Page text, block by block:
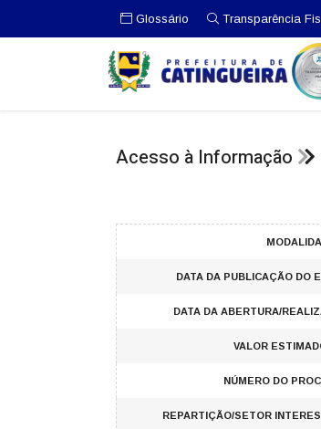
Glossário Transparência
Acesso à Informação
DATA DA PUBLICAÇÃO DO
DATA DA ABERTURA/
VALOR
NÚMERO DO
REPARTIÇÃO/SETOR